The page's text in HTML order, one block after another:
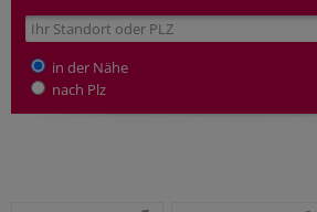
in der Nähe
nach Plz